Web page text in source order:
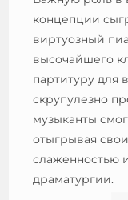
концепции
виртуозный
высочайшего
партитуру для
скрупулезно
музыканты
отыгрывая
слаженностью
драматургии.